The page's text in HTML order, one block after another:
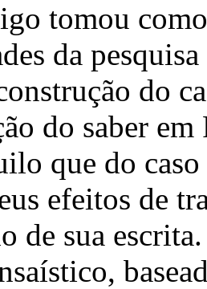
tomou
da
do
do saber
que do
efeitos de
de sua